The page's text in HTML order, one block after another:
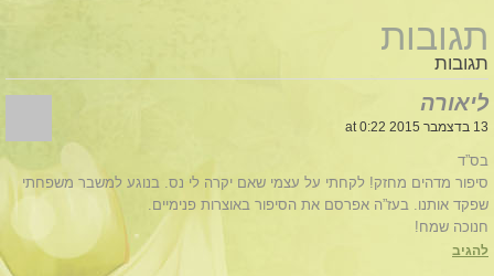
תגובות
תגובות
ליאורה
13 בדצמבר 2015 at 0:22
בס”ד
סיפור מדהים מחזק! לקחתי על עצמי שאם יקרה לי נס. בנוגע למשבר משפחתי
שפקד אותנו. בעז”ה אפרסם את הסיפור באוצרות פנימיים.
חנוכה שמח!
להגיב